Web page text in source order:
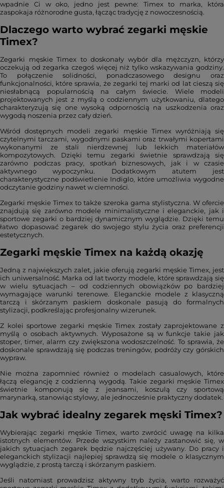
wpadnie Ci w oko, jedno jest pewne: Timex to marka, która
zaspokaja różnorodne gusta, łącząc tradycję z nowoczesnością.
Dlaczego warto wybrać zegarki męskie
Timex?
Zegarki męskie Timex to doskonały wybór dla mężczyzn, którzy
oczekują od zegarka czegoś więcej niż tylko wskazywania godziny.
To połączenie solidności, ponadczasowego designu oraz
funkcjonalności, które sprawia, że zegarki tej marki od lat cieszą się
niesłabnącą popularnością na całym świecie. Wiele modeli
projektowanych jest z myślą o codziennym użytkowaniu, dlatego
charakteryzują się one wysoką odpornością na uszkodzenia oraz
wygodą noszenia przez cały dzień.
Wśród dostępnych modeli zegarki męskie Timex wyróżniają się
czytelnymi tarczami, wygodnymi paskami oraz trwałymi kopertami
wykonanymi ze stali nierdzewnej lub lekkich materiałów
kompozytowych. Dzięki temu zegarki świetnie sprawdzają się
zarówno podczas pracy, spotkań biznesowych, jak i w czasie
aktywnego wypoczynku. Dodatkowym atutem jest
charakterystyczne podświetlenie Indiglo, które umożliwia wygodne
odczytanie godziny nawet w ciemności.
Zegarki męskie Timex to także szeroka gama stylistyczna. W ofercie
znajdują się zarówno modele minimalistyczne i eleganckie, jak i
sportowe zegarki o bardziej dynamicznym wyglądzie. Dzięki temu
łatwo dopasować zegarek do swojego stylu życia oraz preferencji
estetycznych.
Zegarki męskie Timex na każdą okazję
Jedną z największych zalet, jakie oferują zegarki męskie Timex, jest
ich uniwersalność. Marka od lat tworzy modele, które sprawdzają się
w wielu sytuacjach – od codziennych obowiązków po bardziej
wymagające warunki terenowe. Eleganckie modele z klasyczną
tarczą i skórzanym paskiem doskonale pasują do formalnych
stylizacji, podkreślając profesjonalny wizerunek.
Z kolei sportowe zegarki męskie Timex zostały zaprojektowane z
myślą o osobach aktywnych. Wyposażone są w funkcje takie jak
stoper, timer, alarm czy zwiększona wodoszczelność. To sprawia, że
doskonale sprawdzają się podczas treningów, podróży czy górskich
wypraw.
Nie można zapomnieć również o modelach casualowych, które
łączą elegancję z codzienną wygodą. Takie zegarki męskie Timex
świetnie komponują się z jeansami, koszulą czy sportową
marynarką, stanowiąc stylowy, ale jednocześnie praktyczny dodatek.
Jak wybrać idealny zegarek męski Timex?
Wybierając zegarki męskie Timex, warto zwrócić uwagę na kilka
istotnych elementów. Przede wszystkim należy zastanowić się, w
jakich sytuacjach zegarek będzie najczęściej używany. Do pracy i
eleganckich stylizacji najlepiej sprawdzą się modele o klasycznym
wyglądzie, z prostą tarczą i skórzanym paskiem.
Jeśli natomiast prowadzisz aktywny tryb życia, warto rozważyć